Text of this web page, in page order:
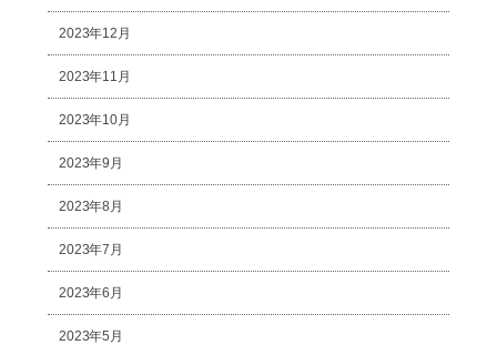
2023年12月
2023年11月
2023年10月
2023年9月
2023年8月
2023年7月
2023年6月
2023年5月